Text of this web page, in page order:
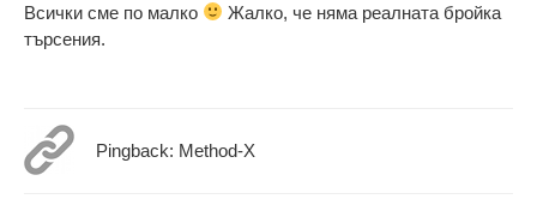
Всички сме по малко
Жалко, че няма реалната бройка
търсения.
Pingback: Method-X